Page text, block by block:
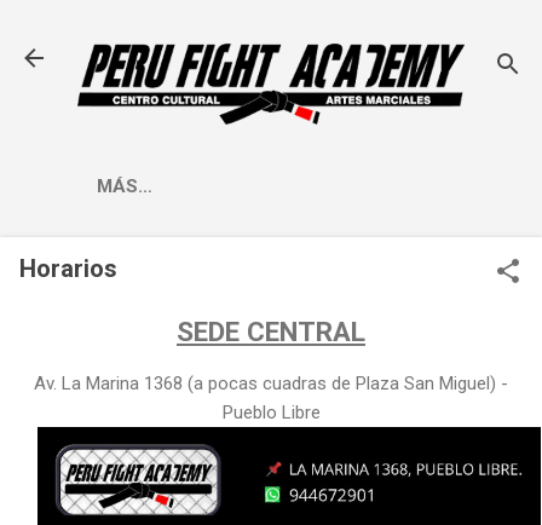
MÁS…
Horarios
SEDE CENTRAL
Av. La Marina 1368 (a pocas cuadras de Plaza San Miguel) -
Pueblo Libre